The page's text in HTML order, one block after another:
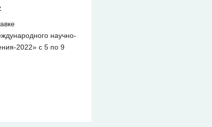
научно-
2022» с 5 по 9